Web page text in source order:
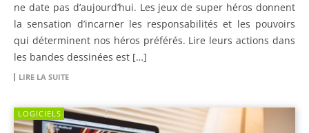
ne date pas d’aujourd’hui. Les jeux de super héros donnent
la sensation d’incarner les responsabilités et les pouvoirs
qui déterminent nos héros préférés. Lire leurs actions dans
les bandes dessinées est […]
LIRE LA SUITE
LOGICIELS